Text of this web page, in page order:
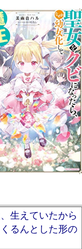
生えていたから
るんとした形の